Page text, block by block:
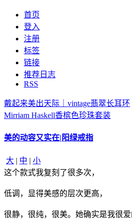
首页
登入
注册
标签
链接
推荐日志
RSS
戴起来美出天际｜vintage翡翠长耳环
Mirriam Haskell香槟色珍珠套装
美的动容又实在|阳绿戒指
大 | 中 | 小
这个款式我复刻了很多次，
低调，显得美感的层次更高，
很静，很纯，很美。她确实是我很爱